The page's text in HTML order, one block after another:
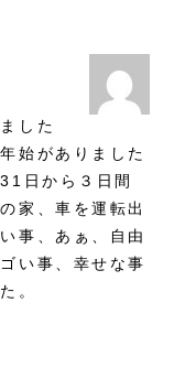
した
始がありました
日から３日間
家、車を運転出
事、あぁ、自由
い事、幸せな事
。